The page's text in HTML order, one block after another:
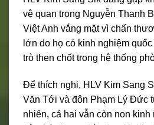
vệ quan trọng Nguyễn Thanh
Việt Anh vắng mặt vì chấn
lớn do họ có kinh nghiệm
trò then chốt trong hệ thống
Để thích nghi, HLV Kim Sang
Văn Tới và đôn Phạm Lý Đức
nhiên, cả hai vẫn còn non